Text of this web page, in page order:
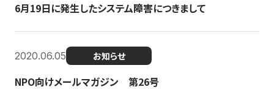
6月19日に発生したシステム障害につきまして
2020.06.05 お知らせ
NPO向けメールマガジン 第26号